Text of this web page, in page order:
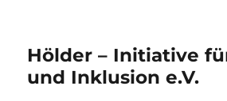
Hölder – Initiative
und Inklusion e.V.